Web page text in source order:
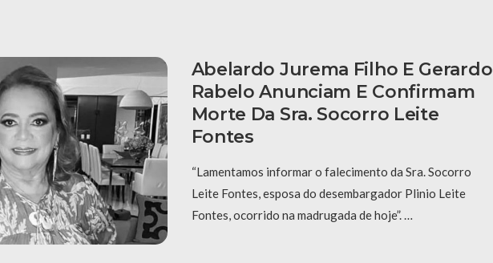
Abelardo Jurema Filho E Gerardo
Rabelo Anunciam E Confirmam
Morte Da Sra. Socorro Leite
Fontes
“Lamentamos informar o falecimento da Sra. Socorro
Leite Fontes, esposa do desembargador Plinio Leite
Fontes, ocorrido na madrugada de hoje”. …